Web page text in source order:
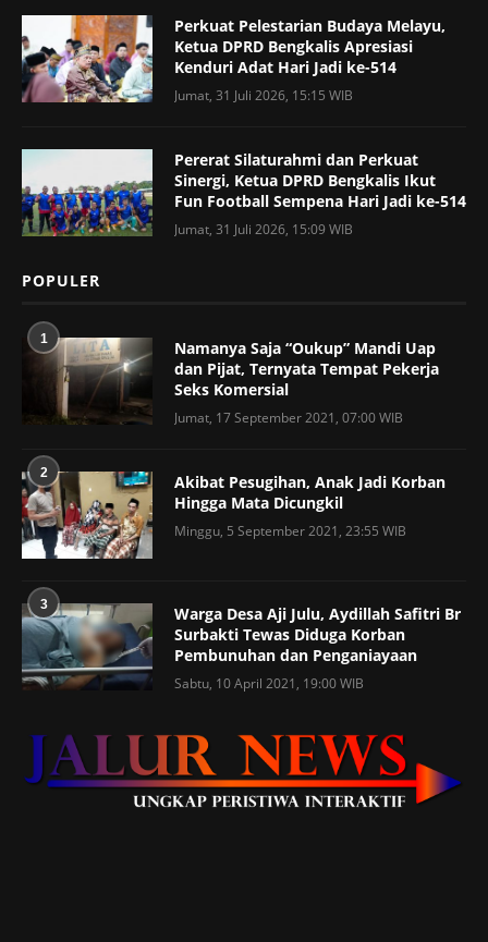
Perkuat Pelestarian Budaya Melayu,
Ketua DPRD Bengkalis Apresiasi
Kenduri Adat Hari Jadi ke-514
Jumat, 31 Juli 2026, 15:15 WIB
Pererat Silaturahmi dan Perkuat
Sinergi, Ketua DPRD Bengkalis Ikut
Fun Football Sempena Hari Jadi ke-514
Jumat, 31 Juli 2026, 15:09 WIB
POPULER
1
Namanya Saja “Oukup” Mandi Uap
dan Pijat, Ternyata Tempat Pekerja
Seks Komersial
Jumat, 17 September 2021, 07:00 WIB
2
Akibat Pesugihan, Anak Jadi Korban
Hingga Mata Dicungkil
Minggu, 5 September 2021, 23:55 WIB
3
Warga Desa Aji Julu, Aydillah Safitri Br
Surbakti Tewas Diduga Korban
Pembunuhan dan Penganiayaan
Sabtu, 10 April 2021, 19:00 WIB